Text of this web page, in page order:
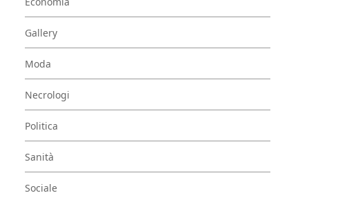
Gallery
Moda
Necrologi
Politica
Sanità
Sociale